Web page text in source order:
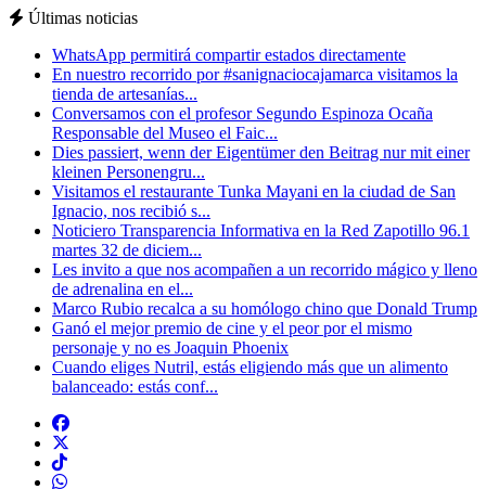
Últimas noticias
WhatsApp permitirá compartir estados directamente
En nuestro recorrido por #sanignaciocajamarca visitamos la
tienda de artesanías...
Conversamos con el profesor Segundo Espinoza Ocaña
Responsable del Museo el Faic...
Dies passiert, wenn der Eigentümer den Beitrag nur mit einer
kleinen Personengru...
Visitamos el restaurante Tunka Mayani en la ciudad de San
Ignacio, nos recibió s...
Noticiero Transparencia Informativa en la Red Zapotillo 96.1
martes 32 de diciem...
Les invito a que nos acompañen a un recorrido mágico y lleno
de adrenalina en el...
Marco Rubio recalca a su homólogo chino que Donald Trump
Ganó el mejor premio de cine y el peor por el mismo
personaje y no es Joaquin Phoenix
Cuando eliges Nutril, estás eligiendo más que un alimento
balanceado: estás conf...